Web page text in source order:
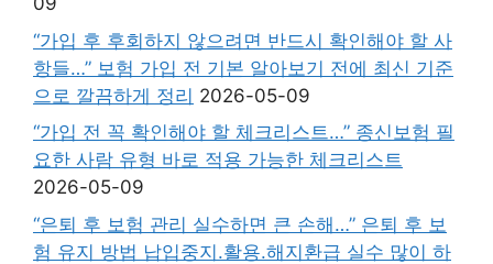
“가입 후 후회하지 않으려면 반드시 확인해야 할 사
항들…” 보험 가입 전 기본 알아보기 전에 최신 기준
으로 깔끔하게 정리 2026-05-09
“가입 전 꼭 확인해야 할 체크리스트…” 종신보험 필
요한 사람 유형 바로 적용 가능한 체크리스트
2026-05-09
“은퇴 후 보험 관리 실수하면 큰 손해…” 은퇴 후 보
험 유지 방법 납입중지.활용.해지환급 실수 많이 하